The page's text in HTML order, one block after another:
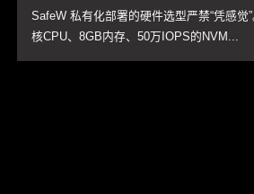
教你如何科学规划带宽与IOPS以
SafeW 私有化部署的硬件选型严禁“凭感觉
核CPU、8GB内存、50万IOPS的NVM...